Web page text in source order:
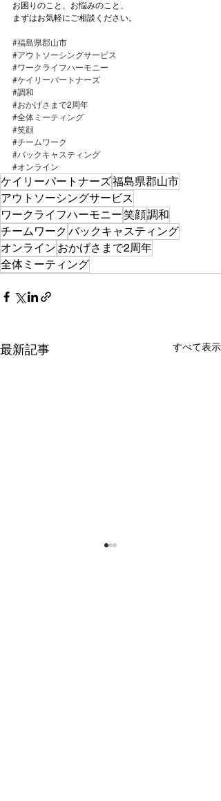
お困りのこと、お悩みのこと、
まずはお気軽にご相談ください。
#福島県郡山市
#アウトソーシングサービス
#ワークライフハーモニー
#ケイリーパートナーズ
#調和
#おかげさまで2周年
#全体ミーティング
#笑顔
#チームワーク
#バックキャスティング
#オンライン
ケイリーパートナーズ福島県郡山市
アウトソーシングサービス
ワークライフハーモニー笑顔調和
チームワーク バックキャスティング
オンライン おかげさまで2周年
全体ミーティング
最新記事 すべて表示